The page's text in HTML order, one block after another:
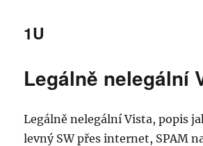
1U
Legálně nelegální
Legálně nelegální Vista, popis
levný SW přes internet, SPAM